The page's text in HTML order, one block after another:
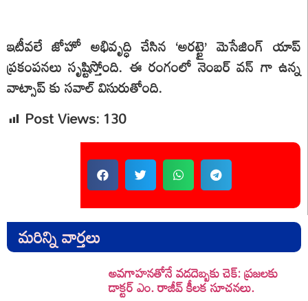
ఇటీవలే జోహో అభివృద్ధి చేసిన ‘అరట్టై’ మెసేజింగ్ యాప్
ప్రకంపనలు సృష్టిస్తోంది. ఈ రంగంలో నెంబర్ వన్ గా ఉన్న
వాట్సాప్ కు సవాల్ విసురుతోంది.
Post Views: 130
మరిన్ని వార్తలు
అవగాహనతోనే వడదెబ్బకు చెక్: ప్రజలకు
డాక్టర్ ఎం. రాజీవ్ కీలక సూచనలు.